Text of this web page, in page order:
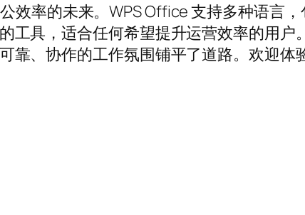
公效率的未来。WPS Office 支持多种语言
工具，适合任何希望提升运营效率的用
靠、协作的工作氛围铺平了道路。欢迎